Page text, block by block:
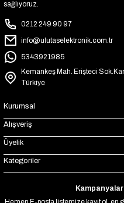
sağlıyoruz.
0212 249 90 97
info@ulutaselektronik.com.tr
5343921985
Kemankeş Mah. Erişteci
Türkiye
Kurumsal
Alışveriş
Üyelik
Kategoriler